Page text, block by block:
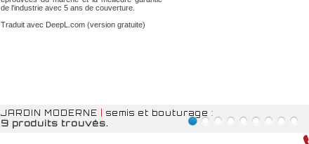
de l'industrie avec 5 ans de couverture.
Traduit avec DeepL.com (version gratuite)
JARDIN MODERNE semis et bouturage :
9 produits trouvés.